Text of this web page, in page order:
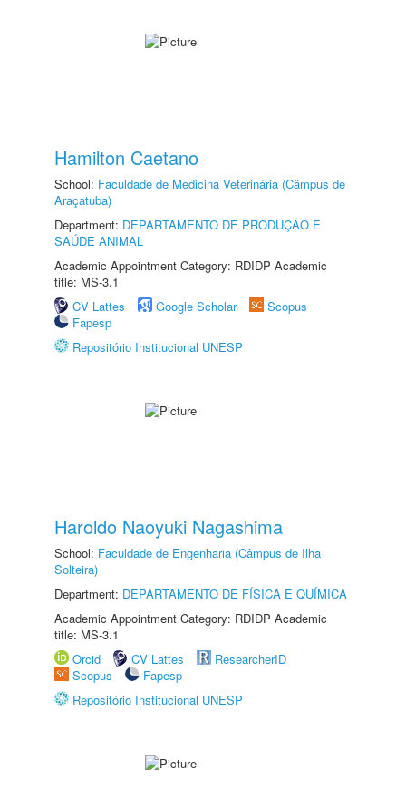
Hamilton Caetano
School: Faculdade de Medicina Veterinária (Câmpus de
Araçatuba)
Department: DEPARTAMENTO DE PRODUÇÃO E
SAÚDE ANIMAL
Academic Appointment Category: RDIDP Academic
title: MS-3.1
CV Lattes
Google Scholar
Scopus
Fapesp
Repositório Institucional UNESP
Haroldo Naoyuki Nagashima
School: Faculdade de Engenharia (Câmpus de Ilha
Solteira)
Department: DEPARTAMENTO DE FÍSICA E QUÍMICA
Academic Appointment Category: RDIDP Academic
title: MS-3.1
Orcid
CV Lattes
ResearcherID
Scopus
Fapesp
Repositório Institucional UNESP